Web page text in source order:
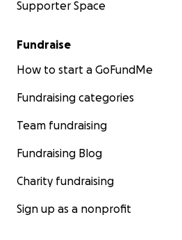
Supporter Space
Fundraise
How to start a GoFundMe
Fundraising categories
Team fundraising
Fundraising Blog
Charity fundraising
Sign up as a nonprofit